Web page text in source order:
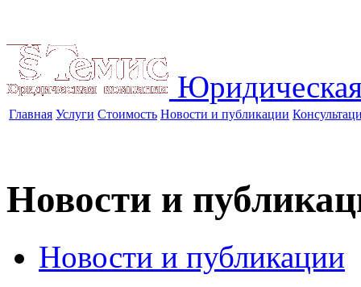
Главная Услуги Стоимость Новости и публикации
Новости и
Новости и публикации